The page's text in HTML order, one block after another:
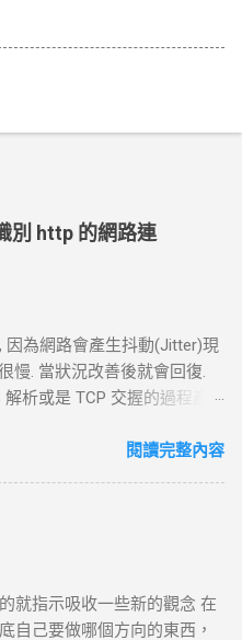
別 http 的網路連
為網路會產生抖動(Jitter)現
慢. 當狀況改善後就會回復.
析或是 TCP 交握的過程產
目標 ：解析主機名 (如
址。 結果 ：若查詢成功，
若查詢失敗， curl 則返回
(Three-Way Handshake) 目
回應 SYN-ACK ，然後 curl
TCP 連線。 結果 ：若在 --
閱讀完整內容
就指示吸收一些新的觀念 在
自己要做哪個方向的東西，